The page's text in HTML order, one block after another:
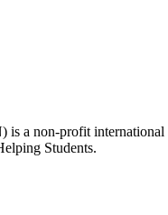
is a non-profit
Students.